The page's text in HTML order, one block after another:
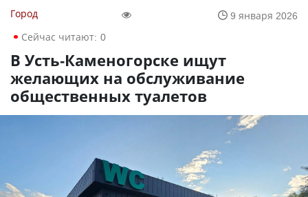
Город
9 января 2026
Сейчас читают: 0
В Усть-Каменогорске ищут
желающих на обслуживание
общественных туалетов